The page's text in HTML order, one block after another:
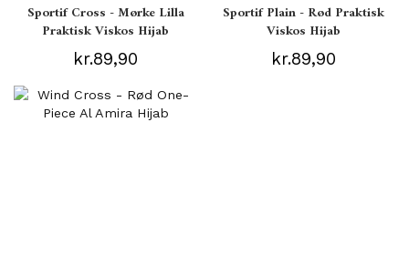
Sportif Cross - Mørke Lilla
Praktisk Viskos Hijab
kr.89,90
Sportif Plain - Rød Praktisk
Viskos Hijab
kr.89,90